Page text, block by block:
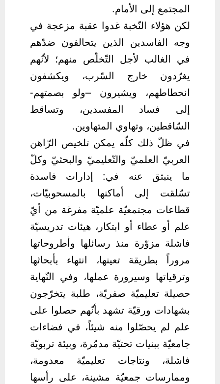
المجتمع إلى الأمام.
لكن هؤلاء النّخبة غدوا عقبة مزعجة في
وجه الفاسدين الذين يتحالفون ضدّهم
في الغالب لأجل التّخلّص منهم؛ لأنّهم
يغرّدون خارج السّرب، ويكشفون
انحطاطهم، ويشيرون –ولو بصمتهم-
إلى فساد المفسدين، وتساقط
السّاقطين، وتهاوي المتهاوين.
في ظلّ ذلك كلّه يمكن تلخيص الرّاهن
العربيّ العلميّ والتّعليميّ والبحثيّ وكلّ
ما ينبثق عنه في: إدارات فاسدة
تسّلقت إلى أماكنها بالمسحوبيّات،
قطاعات مجتمعيّة علميّة مفرغة من أيّ
علم أو عطاء أو ابتكار، هيئات تدريسيّة
فاشلة مزوّرة منذ رسائلها وأطروحاتها
مروراً بطريقة تعينها، انتهاء بأبحاثها
وترقياتها وسيرورة عملها، وفي النّهاية
حصيلة تعليميّة صفريّة، طلبة يتخرّجون
بشهادات ورقيّة تشهد بأنّهم حصلوا على
علم لم يحصّلوا منه شيئاً، في فضاءات
جامعيّة ببنيات تحتيّة مدمّرة، وبيئة تربويّة
فاشلة، ونتاجات تعليميّة معدومة،
وممارسات جمعيّة مشينة، على رأسها